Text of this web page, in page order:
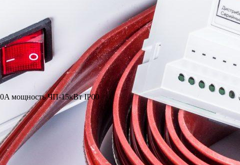
мощность ЧП-15кВт IP00